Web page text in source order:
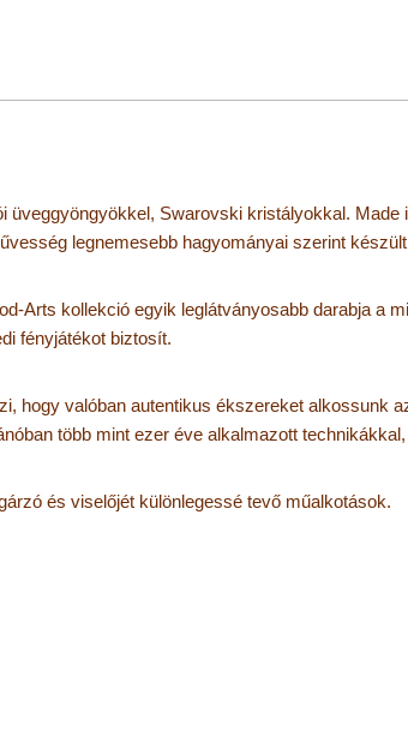
üveggyöngyökkel, Swarovski kristályokkal.
legnemesebb hagyományai szerint
Arts kollekció egyik leglátványosabb darabja a
fényjátékot biztosít.
hogy valóban autentikus ékszereket alkossunk
több mint ezer éve alkalmazott
és viselőjét különlegessé tevő műalkotások.